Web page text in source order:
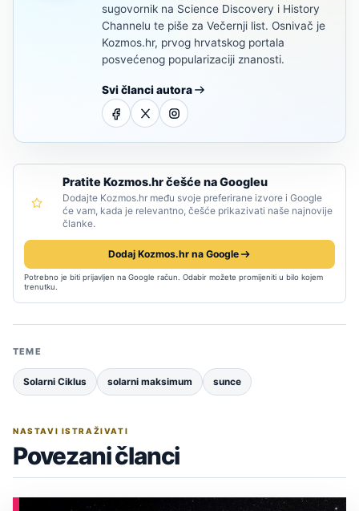
sugovornik na Science Discovery i History
Channelu te piše za Večernji list. Osnivač je
Kozmos.hr, prvog hrvatskog portala
posvećenog popularizaciji znanosti.
Svi članci autora
Pratite Kozmos.hr češće na Googleu
Dodajte Kozmos.hr među svoje preferirane izvore i Google
će vam, kada je relevantno, češće prikazivati naše najnovije
članke.
Dodaj Kozmos.hr na Google
Potrebno je biti prijavljen na Google račun. Odabir možete promijeniti u bilo kojem
trenutku.
TEME
Solarni Ciklus solarni maksimum sunce
NASTAVI ISTRAŽIVATI
Povezani članci